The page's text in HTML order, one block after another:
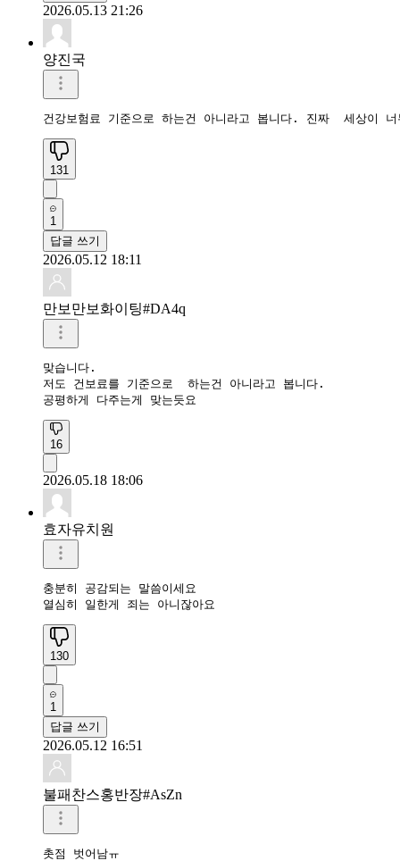
2026.05.13 21:26
양진국
건강보험료 기준으로 하는건 아니라고 봅니다. 진짜  세상이 너
131
1
답글 쓰기
2026.05.12 18:11
만보만보화이팅#DA4q
맞습니다.
저도 건보료를 기준으로  하는건 아니라고 봅니다.
공평하게 다주는게 맞는듯요
16
2026.05.18 18:06
효자유치원
충분히 공감되는 말씀이세요
열심히 일한게 죄는 아니잖아요
130
1
답글 쓰기
2026.05.12 16:51
불패찬스홍반장#AsZn
촛점 벗어남ㅠ